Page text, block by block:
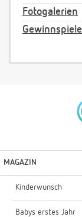
Fotogalerien
Gewinnspiele
MAGAZIN
Kinderwunsch
Babys erstes Jahr